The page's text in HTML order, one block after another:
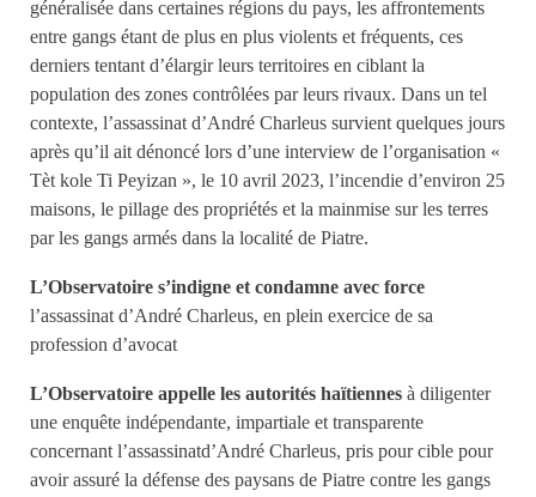
généralisée dans certaines régions du pays, les affrontements
entre gangs étant de plus en plus violents et fréquents, ces
derniers tentant d’élargir leurs territoires en ciblant la
population des zones contrôlées par leurs rivaux. Dans un tel
contexte, l’assassinat d’André Charleus survient quelques jours
après qu’il ait dénoncé lors d’une interview de l’organisation «
Tèt kole Ti Peyizan », le 10 avril 2023, l’incendie d’environ 25
maisons, le pillage des propriétés et la mainmise sur les terres
par les gangs armés dans la localité de Piatre.
L’Observatoire s’indigne et condamne avec force
l’assassinat d’André Charleus, en plein exercice de sa
profession d’avocat
L’Observatoire appelle les autorités haïtiennes à diligenter
une enquête indépendante, impartiale et transparente
concernant l’assassinatd’André Charleus, pris pour cible pour
avoir assuré la défense des paysans de Piatre contre les gangs